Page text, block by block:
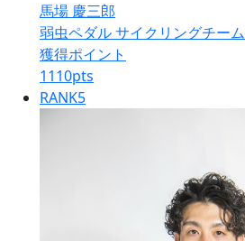
馬場 慶三郎
弱虫ペダル サイクリングチーム
獲得ポイント
1110pts
RANK5